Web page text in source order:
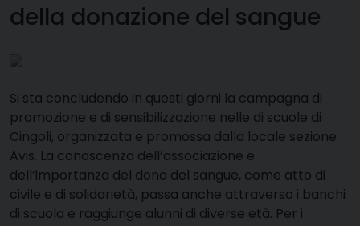
della donazione del sangue
Si sta concludendo in questi giorni la campagna di
promozione e di sensibilizzazione nelle di scuole di
Cingoli, organizzata e promossa dalla locale sezione
Avis. La conoscenza dell’associazione e
dell’importanza del dono del sangue, come atto di
civile e di solidarietà, passa anche attraverso i banchi
di scuola e raggiunge alunni di diverse età. Per i